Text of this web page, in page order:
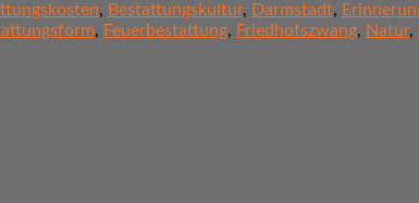
, Bestattungskultur, Darmstadt,
, Feuerbestattung, Friedhofszwang, Natur,